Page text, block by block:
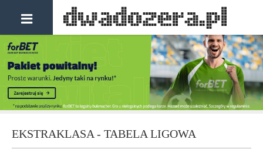
EKSTRAKLASA - TABELA LIGOWA